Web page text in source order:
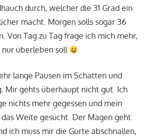
durch, welcher die 31 Grad ein
macht. Morgen solls sogar 36
Von Tag zu Tag frage ich mich mehr,
überleben soll
lange Pausen im Schatten und
Mir gehts überhaupt nicht gut. Ich
nichts mehr gegessen und mein
Weite gesucht. Der Magen geht
ich muss mir die Gurte abschnallen,